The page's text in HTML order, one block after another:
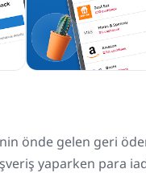
önde gelen geri
yaparken para